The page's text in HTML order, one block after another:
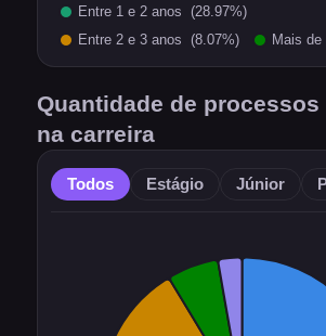
Quantidade de
na carreira
Todos Estágio Júnior